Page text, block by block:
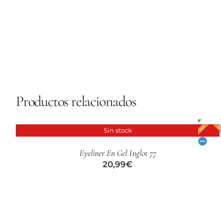
Productos relacionados
Sin stock
Eyeliner En Gel Inglot 77
20,99€